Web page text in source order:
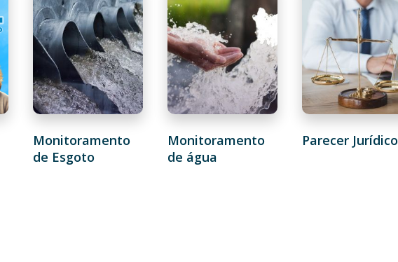
Monitoramento
de Esgoto
Monitoramento
de água
Parecer Jurídico